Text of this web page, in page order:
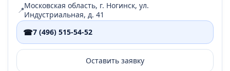
📍Московская область, г. Ногинск, ул.
Индустриальная, д. 41
☎7 (496) 515-54-52
Оставить заявку